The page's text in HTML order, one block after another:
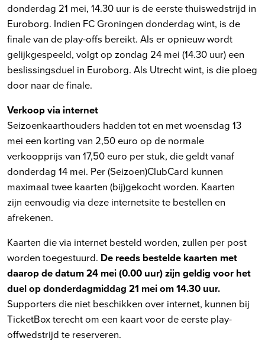
donderdag 21 mei, 14.30 uur is de eerste thuiswedstrijd in
Euroborg. Indien FC Groningen donderdag wint, is de
finale van de play-offs bereikt. Als er opnieuw wordt
gelijkgespeeld, volgt op zondag 24 mei (14.30 uur) een
beslissingsduel in Euroborg. Als Utrecht wint, is die ploeg
door naar de finale.
Verkoop via internet
Seizoenkaarthouders hadden tot en met woensdag 13
mei een korting van 2,50 euro op de normale
verkoopprijs van 17,50 euro per stuk, die geldt vanaf
donderdag 14 mei. Per (Seizoen)ClubCard kunnen
maximaal twee kaarten (bij)gekocht worden. Kaarten
zijn eenvoudig via deze internetsite te bestellen en
afrekenen.
Kaarten die via internet besteld worden, zullen per post
worden toegestuurd. De reeds bestelde kaarten met
daarop de datum 24 mei (0.00 uur) zijn geldig voor het
duel op donderdagmiddag 21 mei om 14.30 uur.
Supporters die niet beschikken over internet, kunnen bij
TicketBox terecht om een kaart voor de eerste play-
offwedstrijd te reserveren.